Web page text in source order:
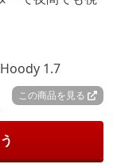
この商品を見る